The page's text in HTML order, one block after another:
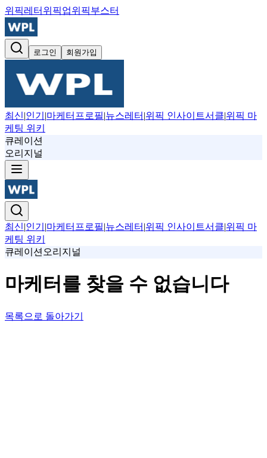
위픽레터 위픽업위픽부스터
로그인 회원가입
최신|인기 |마케터프로필|뉴스레터 |위픽 인사이트서클|위픽 마
케팅 위키
큐레이션
오리지널
최신|인기 |마케터프로필|뉴스레터 |위픽 인사이트서클|위픽 마
케팅 위키
큐레이션 오리지널
마케터를 찾을 수 없습니다
목록으로 돌아가기